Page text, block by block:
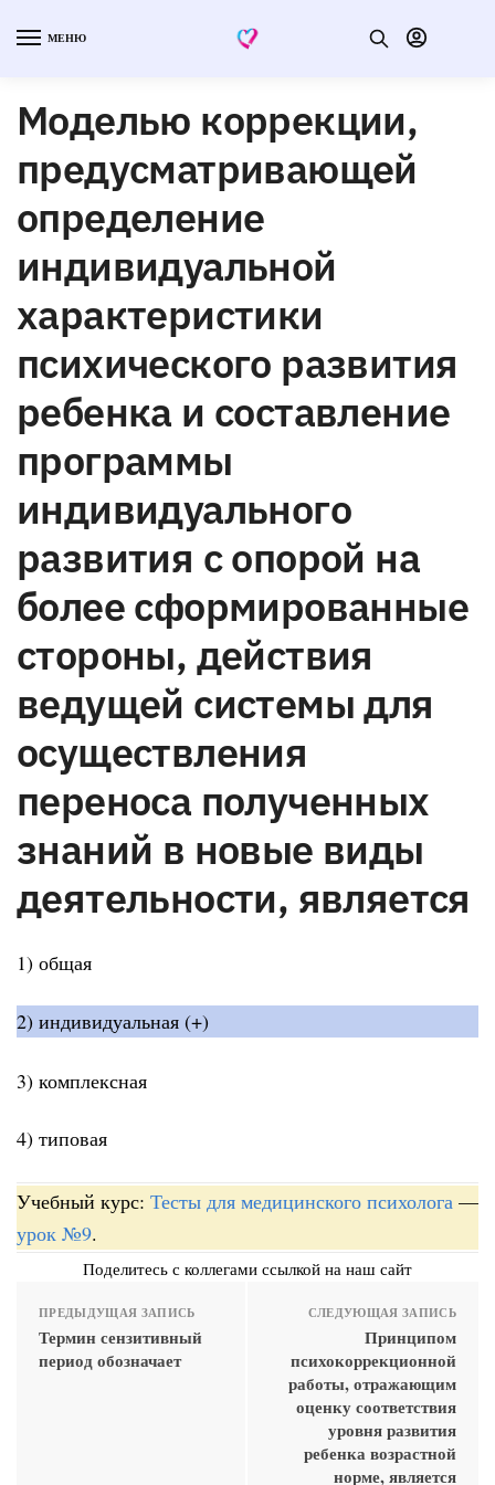
МЕНЮ
Моделью коррекции,
предусматривающей
определение
индивидуальной
характеристики
психического развития
ребенка и составление
программы
индивидуального
развития с опорой на
более сформированные
стороны, действия
ведущей системы для
осуществления
переноса полученных
знаний в новые виды
деятельности, является
1) общая
2) индивидуальная (+)
3) комплексная
4) типовая
Учебный курс: Тесты для медицинского психолога —
урок №9.
Поделитесь с коллегами ссылкой на наш сайт
ПРЕДЫДУЩАЯ ЗАПИСЬ
Термин сензитивный
период обозначает
СЛЕДУЮЩАЯ ЗАПИСЬ
Принципом
психокоррекционной
работы, отражающим
оценку соответствия
уровня развития
ребенка возрастной
норме, является